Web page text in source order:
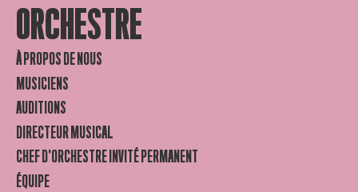
ORCHESTRE
À PROPOS DE NOUS
MUSICIENS
AUDITIONS
DIRECTEUR MUSICAL
CHEF D’ORCHESTRE INVITÉ PERMANENT
ÉQUIPE